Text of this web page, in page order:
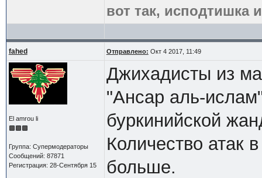
вот так, исподтишка
fahed Отправлено: Окт 4 2017, 11:49
El amrou li
Группа: Супермодераторы
Сообщений: 87871
Регистрация: 28-Сентября 15
Джихадисты из
"Ансар аль-
буркинийской
Количество атак
больше.